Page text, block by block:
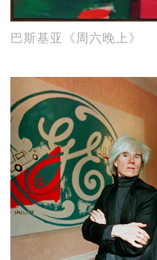
巴斯基亚《周六晚上》